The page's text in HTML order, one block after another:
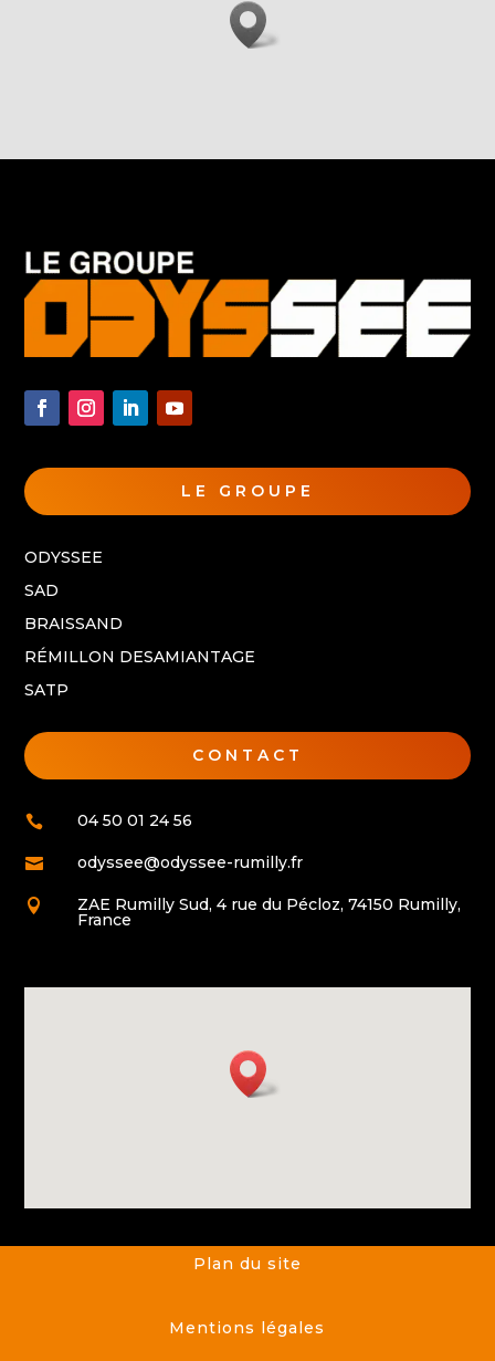
LE GROUPE
ODYSSEE
SAD
BRAISSAND
RÉMILLON DESAMIANTAGE
SATP
CONTACT
 04 50 01 24 56
 odyssee@odyssee-rumilly.fr
 ZAE Rumilly Sud, 4 rue du Pécloz, 74150 Rumilly,
France
Plan du site
Mentions légales